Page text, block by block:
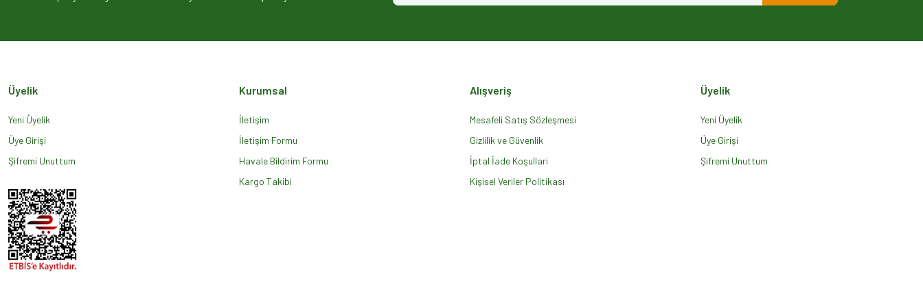
Ürün açıklamasında eksik bilgiler bulunuyor.
Gönder
Üyelik
Yeni Üyelik
Üye Girişi
Şifremi Unuttum
Kurumsal
İletişim
İletişim Formu
Havale Bildirim Formu
Kargo Takibi
Alışveriş
Mesafeli Satış Sözleşmesi
Gizlilik ve Güvenlik
İptal İade Koşullari
Kişisel Veriler Politikası
Üyelik
Yeni Üyelik
Üye Girişi
Şifremi Unuttum